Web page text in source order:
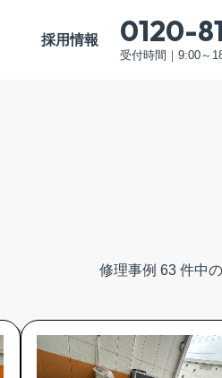
採用情報 0120-
受付時間｜9:00～
修理事例 63 件中